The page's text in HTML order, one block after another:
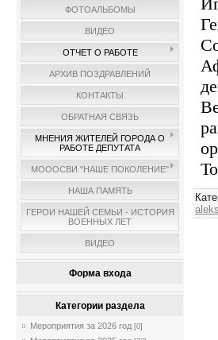
ФОТОАЛЬБОМЫ
ВИДЕО
ОТЧЕТ О РАБОТЕ
АРХИВ ПОЗДРАВЛЕНИЙ
КОНТАКТЫ
ОБРАТНАЯ СВЯЗЬ
МНЕНИЯ ЖИТЕЛЕЙ ГОРОДА О
РАБОТЕ ДЕПУТАТА
МОООСВИ "НАШЕ ПОКОЛЕНИЕ"
НАША ПАМЯТЬ
ГЕРОИ НАШЕЙ СЕМЬИ - ИСТОРИЯ
ВОЕННЫХ ЛЕТ
ВИДЕО
Форма входа
Категории раздела
Мероприятия за 2026 год [0]